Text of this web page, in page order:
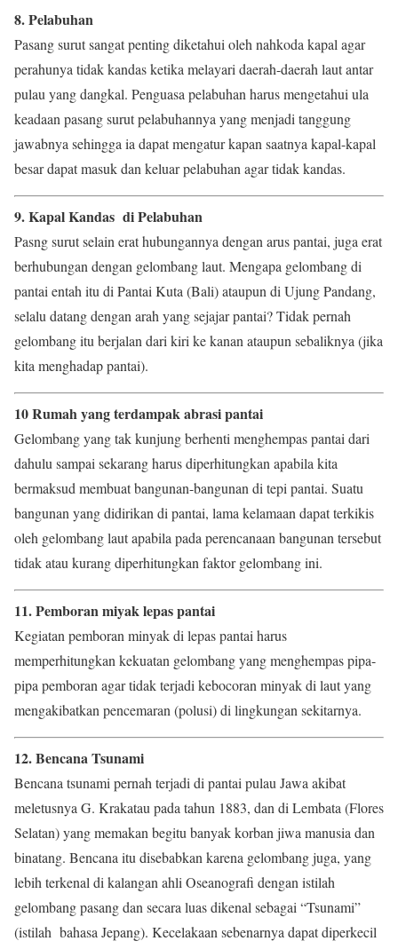
8. Pelabuhan
Pasang surut sangat penting diketahui oleh nahkoda kapal agar
perahunya tidak kandas ketika melayari daerah-daerah laut antar
pulau yang dangkal. Penguasa pelabuhan harus mengetahui ula
keadaan pasang surut pelabuhannya yang menjadi tanggung
jawabnya sehingga ia dapat mengatur kapan saatnya kapal-kapal
besar dapat masuk dan keluar pelabuhan agar tidak kandas.
9. Kapal Kandas di Pelabuhan
Pasng surut selain erat hubungannya dengan arus pantai, juga erat
berhubungan dengan gelombang laut. Mengapa gelombang di
pantai entah itu di Pantai Kuta (Bali) ataupun di Ujung Pandang,
selalu datang dengan arah yang sejajar pantai? Tidak pernah
gelombang itu berjalan dari kiri ke kanan ataupun sebaliknya (jika
kita menghadap pantai).
10 Rumah yang terdampak abrasi pantai
Gelombang yang tak kunjung berhenti menghempas pantai dari
dahulu sampai sekarang harus diperhitungkan apabila kita
bermaksud membuat bangunan-bangunan di tepi pantai. Suatu
bangunan yang didirikan di pantai, lama kelamaan dapat terkikis
oleh gelombang laut apabila pada perencanaan bangunan tersebut
tidak atau kurang diperhitungkan faktor gelombang ini.
11. Pemboran miyak lepas pantai
Kegiatan pemboran minyak di lepas pantai harus
memperhitungkan kekuatan gelombang yang menghempas pipa-
pipa pemboran agar tidak terjadi kebocoran minyak di laut yang
mengakibatkan pencemaran (polusi) di lingkungan sekitarnya.
12. Bencana Tsunami
Bencana tsunami pernah terjadi di pantai pulau Jawa akibat
meletusnya G. Krakatau pada tahun 1883, dan di Lembata (Flores
Selatan) yang memakan begitu banyak korban jiwa manusia dan
binatang. Bencana itu disebabkan karena gelombang juga, yang
lebih terkenal di kalangan ahli Oseanografi dengan istilah
gelombang pasang dan secara luas dikenal sebagai “Tsunami”
(istilah bahasa Jepang). Kecelakaan sebenarnya dapat diperkecil